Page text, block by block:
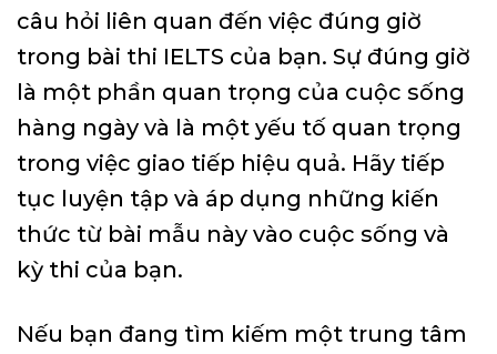
câu hỏi liên quan đến việc đúng giờ
trong bài thi IELTS của bạn. Sự đúng giờ
là một phần quan trọng của cuộc sống
hàng ngày và là một yếu tố quan trọng
trong việc giao tiếp hiệu quả. Hãy tiếp
tục luyện tập và áp dụng những kiến
thức từ bài mẫu này vào cuộc sống và
kỳ thi của bạn.
Nếu bạn đang tìm kiếm một trung tâm